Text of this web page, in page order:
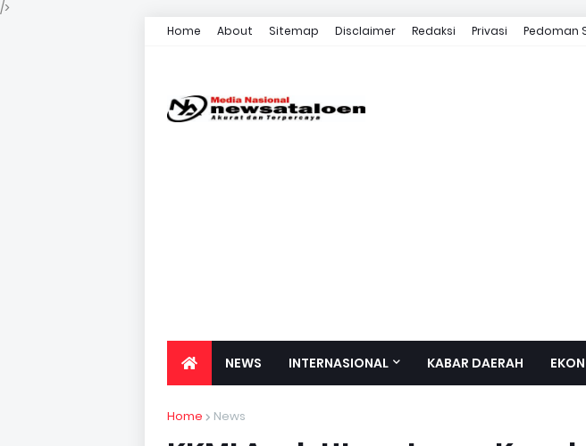
/>
Home About Sitemap Disclaimer Redaksi Privasi Pedoman
NEWS INTERNASIONAL KABAR DAERAH
Home News